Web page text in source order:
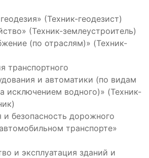
(Техник-геодезист)
(Техник-землеустроитель)
(по отраслям)» (Техник-
транспортного
и автоматики (по видам
исключением водного)» (Техник-
и безопасность дорожного
транспорте»
и эксплуатация зданий и